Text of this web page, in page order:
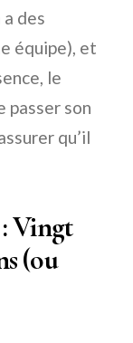
a des
équipe), et
le
passer son
qu’il
Vingt
(ou